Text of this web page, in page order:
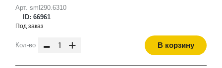
Арт. sml290.6310
ID: 66961
Под заказ
Кол-во - + В корзину